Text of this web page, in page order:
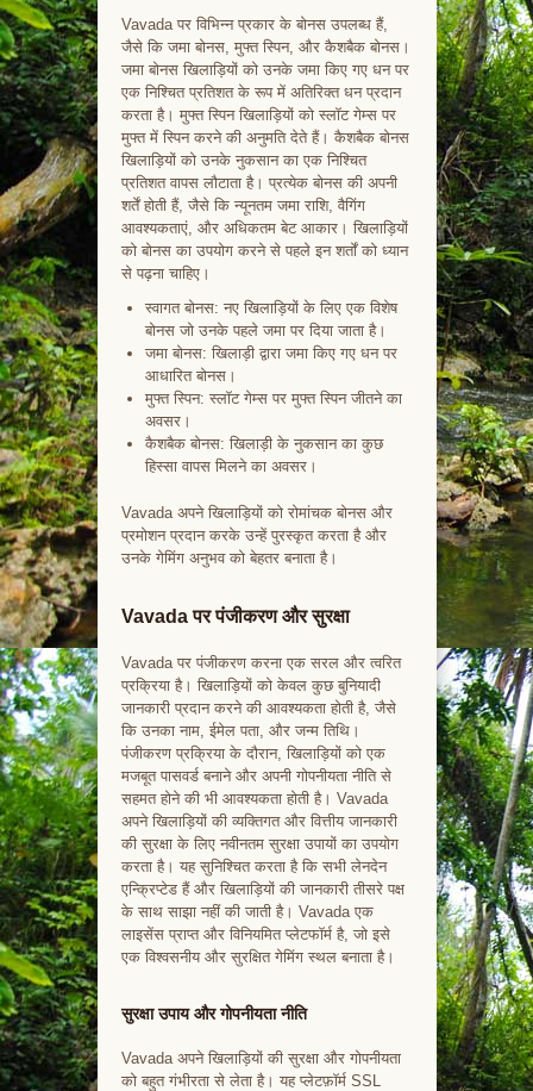
Vavada पर विभिन्न प्रकार के बोनस उपलब्ध हैं,
जैसे कि जमा बोनस, मुफ्त स्पिन, और कैशबैक बोनस।
जमा बोनस खिलाड़ियों को उनके जमा किए गए धन पर
एक निश्चित प्रतिशत के रूप में अतिरिक्त धन प्रदान
करता है। मुफ्त स्पिन खिलाड़ियों को स्लॉट गेम्स पर
मुफ्त में स्पिन करने की अनुमति देते हैं। कैशबैक बोनस
खिलाड़ियों को उनके नुकसान का एक निश्चित
प्रतिशत वापस लौटाता है। प्रत्येक बोनस की अपनी
शर्तें होती हैं, जैसे कि न्यूनतम जमा राशि, वैगिंग
आवश्यकताएं, और अधिकतम बेट आकार। खिलाड़ियों
को बोनस का उपयोग करने से पहले इन शर्तों को ध्यान
से पढ़ना चाहिए।
स्वागत बोनस: नए खिलाड़ियों के लिए एक विशेष
बोनस जो उनके पहले जमा पर दिया जाता है।
जमा बोनस: खिलाड़ी द्वारा जमा किए गए धन पर
आधारित बोनस।
मुफ्त स्पिन: स्लॉट गेम्स पर मुफ्त स्पिन जीतने का
अवसर।
कैशबैक बोनस: खिलाड़ी के नुकसान का कुछ
हिस्सा वापस मिलने का अवसर।
Vavada अपने खिलाड़ियों को रोमांचक बोनस और
प्रमोशन प्रदान करके उन्हें पुरस्कृत करता है और
उनके गेमिंग अनुभव को बेहतर बनाता है।
Vavada पर पंजीकरण और सुरक्षा
Vavada पर पंजीकरण करना एक सरल और त्वरित
प्रक्रिया है। खिलाड़ियों को केवल कुछ बुनियादी
जानकारी प्रदान करने की आवश्यकता होती है, जैसे
कि उनका नाम, ईमेल पता, और जन्म तिथि।
पंजीकरण प्रक्रिया के दौरान, खिलाड़ियों को एक
मजबूत पासवर्ड बनाने और अपनी गोपनीयता नीति से
सहमत होने की भी आवश्यकता होती है। Vavada
अपने खिलाड़ियों की व्यक्तिगत और वित्तीय जानकारी
की सुरक्षा के लिए नवीनतम सुरक्षा उपायों का उपयोग
करता है। यह सुनिश्चित करता है कि सभी लेनदेन
एन्क्रिप्टेड हैं और खिलाड़ियों की जानकारी तीसरे पक्ष
के साथ साझा नहीं की जाती है। Vavada एक
लाइसेंस प्राप्त और विनियमित प्लेटफॉर्म है, जो इसे
एक विश्वसनीय और सुरक्षित गेमिंग स्थल बनाता है।
सुरक्षा उपाय और गोपनीयता नीति
Vavada अपने खिलाड़ियों की सुरक्षा और गोपनीयता
को बहुत गंभीरता से लेता है। यह प्लेटफ़ॉर्म SSL